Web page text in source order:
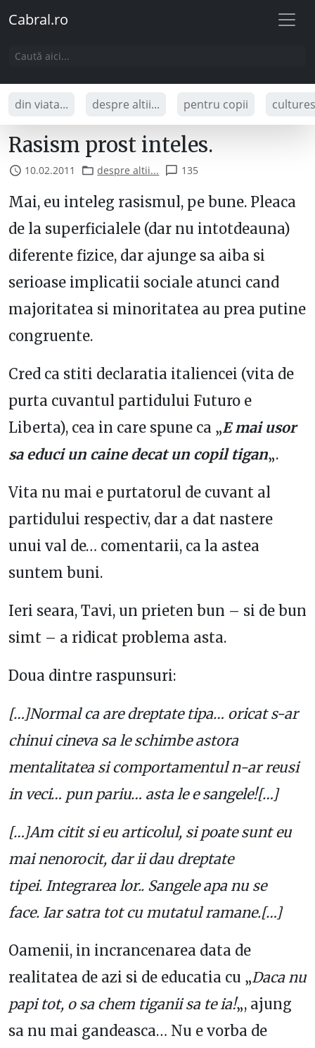
Cabral.ro
din viata... despre altii... pentru copii
Rasism prost inteles.
10.02.2011 despre altii... 135
Mai, eu inteleg rasismul, pe bune. Pleaca
de la superficialele (dar nu intotdeauna)
diferente fizice, dar ajunge sa aiba si
serioase implicatii sociale atunci cand
majoritatea si minoritatea au prea putine
congruente.
Cred ca stiti declaratia italiencei (vita de
purta cuvantul partidului Futuro e
Liberta), cea in care spune ca „E mai usor
sa educi un caine decat un copil tigan„.
Vita nu mai e purtatorul de cuvant al
partidului respectiv, dar a dat nastere
unui val de… comentarii, ca la astea
suntem buni.
Ieri seara, Tavi, un prieten bun – si de bun
simt – a ridicat problema asta.
Doua dintre raspunsuri:
[…]Normal ca are dreptate tipa… oricat s-ar
chinui cineva sa le schimbe astora
mentalitatea si comportamentul n-ar reusi
in veci… pun pariu… asta le e sangele![…]
[…]Am citit si eu articolul, si poate sunt eu
mai nenorocit, dar ii dau dreptate
tipei. Integrarea lor.. Sangele apa nu se
face. Iar satra tot cu mutatul ramane.[…]
Oamenii, in incrancenarea data de
realitatea de azi si de educatia cu „Daca nu
papi tot, o sa chem tiganii sa te ia!„, ajung
sa nu mai gandeasca… Nu e vorba de